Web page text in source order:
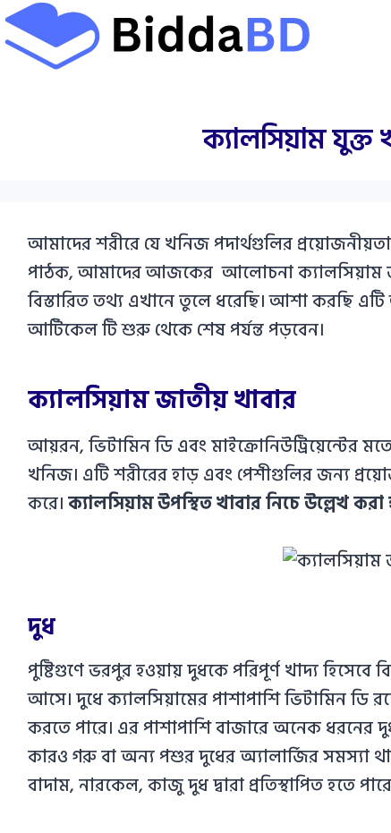
Skip
to
content
ক্যালসিয়াম যুক্ত
আমাদের শরীরে যে খনিজ পদার্থগুলির
পাঠক, আমাদের আজকের আলোচনা ক্যালসিয়াম
বিস্তারিত তথ্য এখানে তুলে ধরেছি। আশা করছি
আর্টিকেল টি শুরু থেকে শেষ পর্যন্ত পড়বেন।
ক্যালসিয়াম জাতীয় খাবার
আয়রন, ভিটামিন ডি এবং মাইক্রোনিউট্রিয়েন্টের
খনিজ। এটি শরীরের হাড় এবং পেশীগুলির জন্য
করে।ক্যালসিয়াম উপস্থিত খাবার নিচে উল্লেখ
দুধ
পুষ্টিগুণে ভরপুর হওয়ায় দুধকে পরিপূর্ণ খাদ্য হিসেবে
আসে। দুধে ক্যালসিয়ামের পাশাপাশি ভিটামিন ডি
করতে পারে। এর পাশাপাশি বাজারে অনেক ধরনের
কারও গরু বা অন্য পশুর দুধের অ্যালার্জির সমস্যা
বাদাম, নারকেল, কাজু দুধ দ্বারা প্রতিস্থাপিত হতে